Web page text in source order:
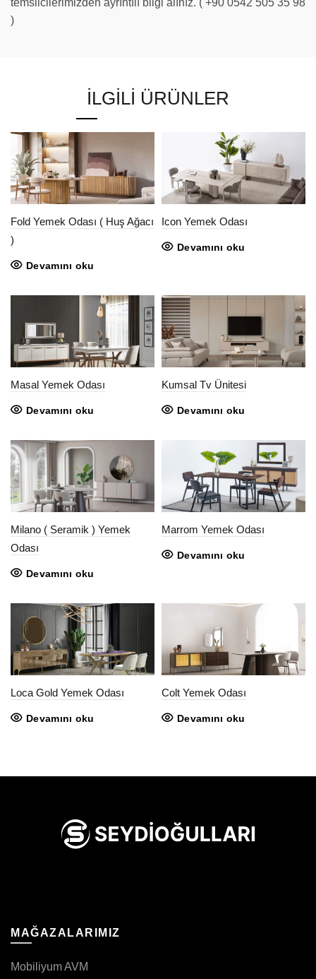
temsilcilerimizden ayrıntılı bilgi alınız. ( +90 0542 505 35 98
)
İLGILI ÜRÜNLER
Fold Yemek Odası ( Huş Ağacı
)
Devamını oku
Icon Yemek Odası
Devamını oku
Masal Yemek Odası
Devamını oku
Kumsal Tv Ünitesi
Devamını oku
Milano ( Seramik ) Yemek
Odası
Devamını oku
Marrom Yemek Odası
Devamını oku
Loca Gold Yemek Odası
Devamını oku
Colt Yemek Odası
Devamını oku
MAĞAZALARIMIZ
Mobiliyum AVM